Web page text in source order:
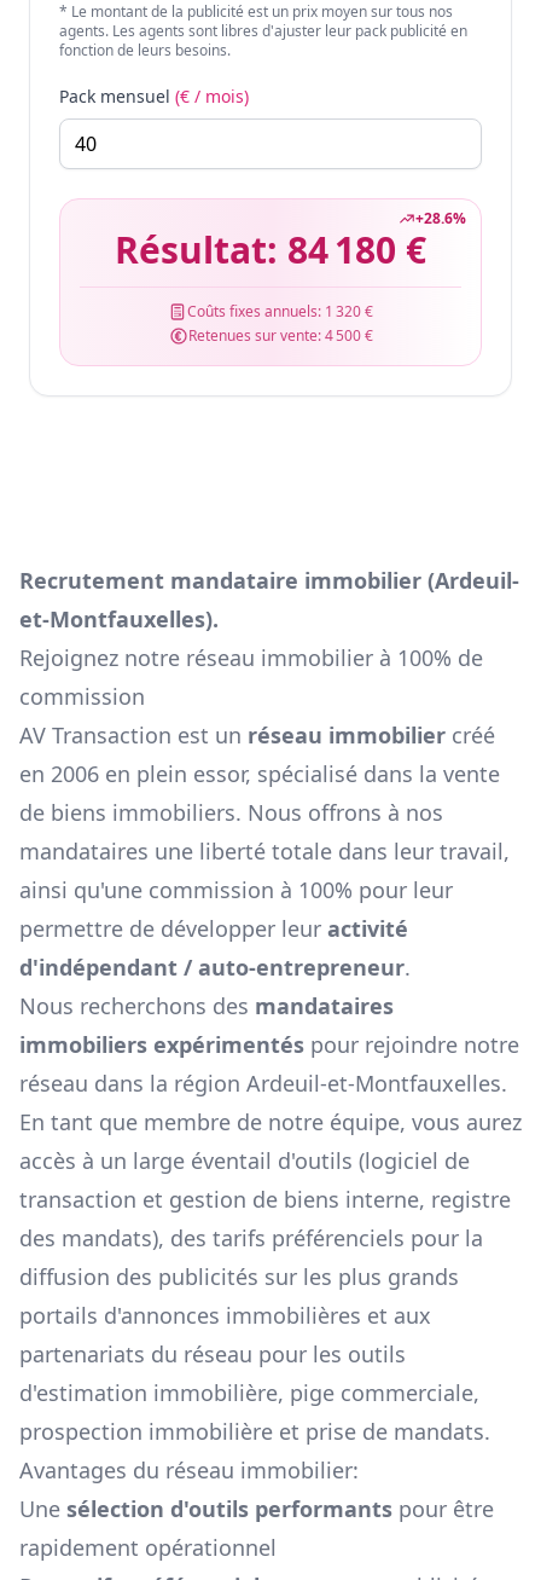
* Le montant de la publicité est un prix moyen sur tous nos
agents. Les agents sont libres d'ajuster leur pack publicité en
fonction de leurs besoins.
Pack mensuel (€ / mois)
+28.6%
Résultat: 84 180 €
Coûts fixes annuels: 1 320 €
Retenues sur vente:4 500 €
Recrutement mandataire immobilier (Ardeuil-
et-Montfauxelles).
Rejoignez notre réseau immobilier à 100% de
commission
AV Transaction est un réseau immobilier créé
en 2006 en plein essor, spécialisé dans la vente
de biens immobiliers. Nous offrons à nos
mandataires une liberté totale dans leur travail,
ainsi qu'une commission à 100% pour leur
permettre de développer leur activité
d'indépendant / auto-entrepreneur.
Nous recherchons des mandataires
immobiliers expérimentés pour rejoindre notre
réseau dans la région Ardeuil-et-Montfauxelles.
En tant que membre de notre équipe, vous aurez
accès à un large éventail d'outils (logiciel de
transaction et gestion de biens interne, registre
des mandats), des tarifs préférenciels pour la
diffusion des publicités sur les plus grands
portails d'annonces immobilières et aux
partenariats du réseau pour les outils
d'estimation immobilière, pige commerciale,
prospection immobilière et prise de mandats.
Avantages du réseau immobilier:
Une sélection d'outils performants pour être
rapidement opérationnel